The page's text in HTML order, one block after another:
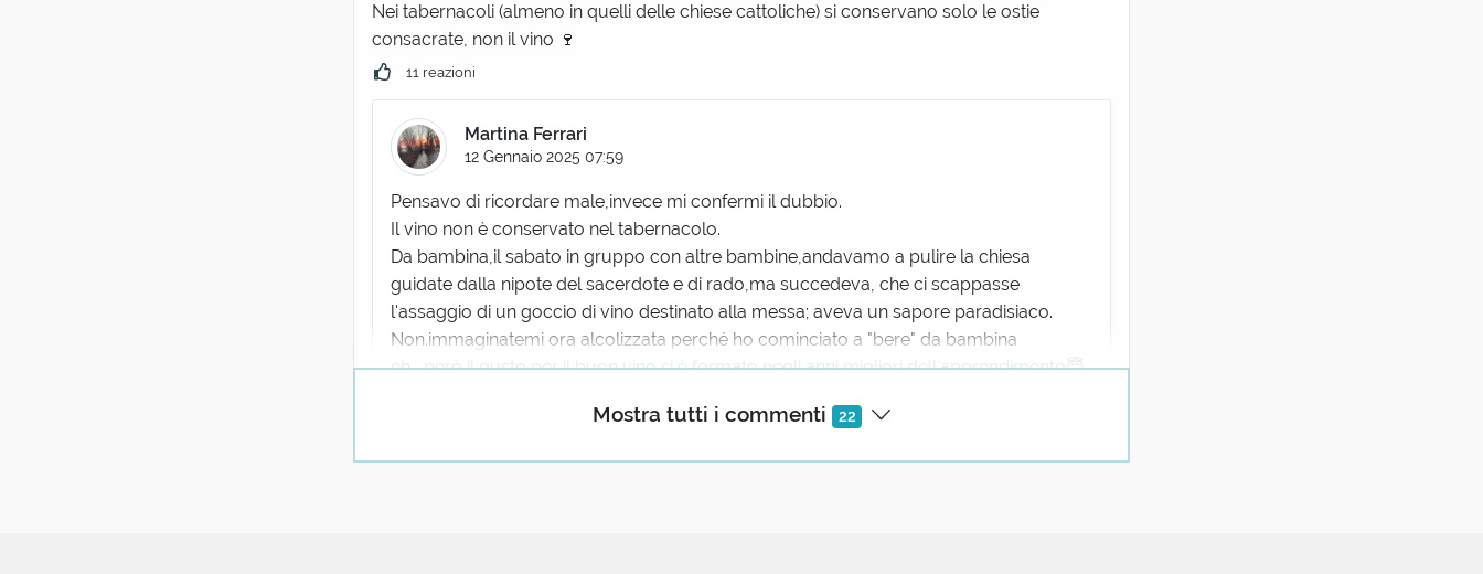
Mostra tutti i commenti 22
Nei tabernacoli (almeno in quelli delle chiese cattoliche) si conservano solo le ostie
consacrate, non il vino 🍷
11 reazioni
Martina Ferrari
12 Gennaio 2025 07:59
Pensavo di ricordare male,invece mi confermi il dubbio.
Il vino non è conservato nel tabernacolo.
Da bambina,il sabato in gruppo con altre bambine,andavamo a pulire la chiesa
guidate dalla nipote del sacerdote e di rado,ma succedeva, che ci scappasse
l'assaggio di un goccio di vino destinato alla messa; aveva un sapore paradisiaco.
Non.immaginatemi ora alcolizzata perché ho cominciato a "bere" da bambina
eh....però il gusto per il buon vino si è formato negli anni migliori dell'apprendimento😇